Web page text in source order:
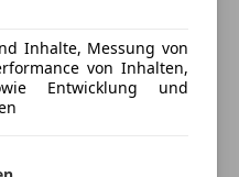
in Cognac
Inhalte, Messung von
von Inhalten,
Entwicklung und